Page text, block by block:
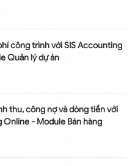
công trình với SIS Accounting
Quản lý dự án
thu, công nợ và dòng tiền với
Online - Module Bán hàng